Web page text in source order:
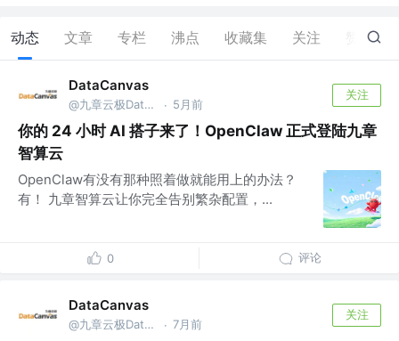
动态 文章 专栏 沸点 收藏集 关注 7
DataCanvas
@九章云极DataCanvas · 5月前
关注
你的 24 小时 AI 搭子来了！OpenClaw 正式登陆九章
智算云
OpenClaw有没有那种照着做就能用上的办法？
有！ 九章智算云让你完全告别繁杂配置，...
0 评论
DataCanvas
@九章云极DataCanvas · 7月前
关注